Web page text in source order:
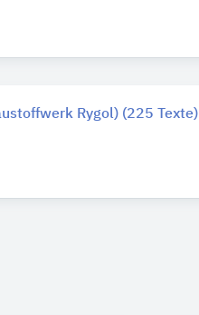
Rygol) (225 Texte)